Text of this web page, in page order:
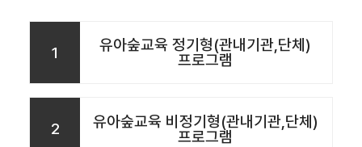
1
유아숲교육 정기형(관내기관,단체)
프로그램
2
유아숲교육 비정기형(관내기관,단체)
프로그램